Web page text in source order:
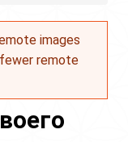
images
remote